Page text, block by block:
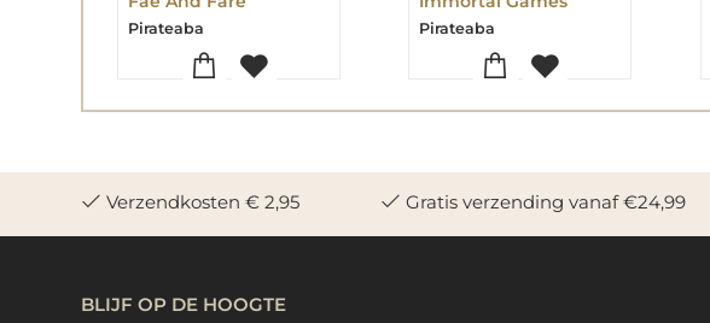
Pirateaba Pirateaba
Verzendkosten € 2,95 Gratis verzending vanaf €24,99
BLIJF OP DE HOOGTE